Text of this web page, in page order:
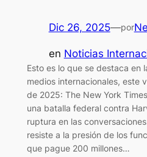
Dic 26, 2025—por
en Noticias
Esto es lo que se destaca en
medios internacionales, este
de 2025: The New York
una batalla federal contra
ruptura en las
resiste a la presión de los
que pague 200 millones…